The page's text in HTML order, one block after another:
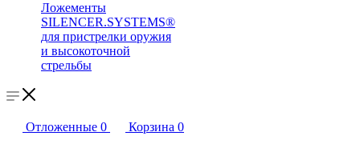
Ложементы
SILENCER.SYSTEMS®
для пристрелки оружия
и высокоточной
стрельбы
Отложенные 0 Корзина 0